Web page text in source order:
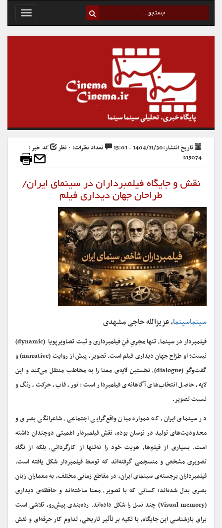
Toggle
تاریخ انتشار:1404/11/30 - 15:01 تعداد نظرات: ۰ نظر
کد خبر :
215074
نقش و جایگاه فیلمبرداران در سینمای ایران/
طراحان جهان دیداری فیلم
سینماسینما، عزیزالله حاجی مشهدی
فیلمبردار در سینما، تنها مجریِ فنِ فیلمبرداری و ثبت تصاویرپویا (dynamic)
نیست؛ او طرّاح جهان دیداری فیلم است. تصویر، پیش از روایت (narrative) و
گفت‌وگو (dialogue)، نخستین لایه‌ی معنا را به مخاطب منتقل می‌کند و این
لایه، حاصل انتخاب‌های آگاهانه‌ی فیلمبردار است: نور، قاب، حرکت، رنگ و
نسبت تصویر.
در سینمای ایران، که همواره میان واقع‌گرایی اجتماعی، شاعرانگی بصری و
محدودیت‌های تولید در نوسان بوده، نقش فیلمبردار اهمیتی دوچندان داشته
است. بسیاری از فیلم‌ها، هویت خود را نه‌تنها از کارگردانی، بلکه از نگاه
تصویری مشخص و منسجمی گرفته‌اند که توسط فیلمبردار شکل یافته است.
فیلمبرداران برجسته‌ی سینمای ایران، در مقاطع زمانی مختلف، به معماران زبان
بصری بدل شده‌اند؛ کسانی که با تصویر، معنا ساخته‌اند و حافظه‌ی دیداری
(Visual memory) چند نسل را شکل داده‌اند. رده‌بندی پیشِ‌رو، تلاشی است
برای بازشناسی این جایگاه، با تکیه بر تأثیر تاریخی، تداوم کار حرفه‌ای و نقش